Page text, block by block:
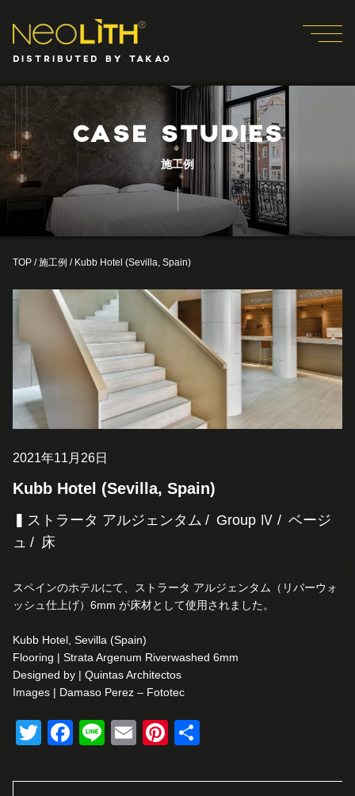
DISTRIBUTED BY TAKAO
CASE STUDIES
施工例
TOP /施工例 / Kubb Hotel (Sevilla, Spain)
2021年11月26日
Kubb Hotel (Sevilla, Spain)
▍ストラータ アルジェンタム Group Ⅳ
ベージ
ュ
床
スペインのホテルにて、ストラータ アルジェンタム（リバーウォ
ッシュ仕上げ）6mm が床材として使用されました。
Kubb Hotel, Sevilla (Spain)
Flooring | Strata Argenum Riverwashed 6mm
Designed by | Quintas Architectos
Images | Damaso Perez – Fototec
TwitterFacebook
LineEmailPinterest